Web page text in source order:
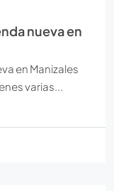
nueva en
en Manizales
varias...